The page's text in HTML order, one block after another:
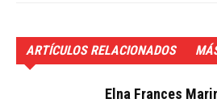
ARTÍCULOS RELACIONADOS
Elna Frances